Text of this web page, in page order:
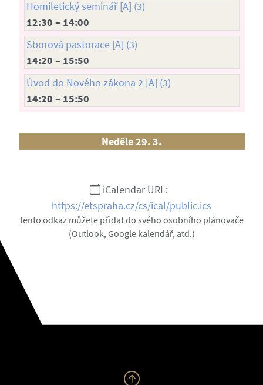
Homiletický seminář [A] (3)
12:30 – 14:00
Sborová pastorace [A] (3)
14:20 – 15:50
Úvod do Nového zákona 2 [A] (3)
14:20 – 15:50
Neděle 29. 3.
iCalendar URL:
https://etspraha.cz/cs/ical/public.ics
tento odkaz můžete přidat do svého osobního plánovače
(Outlook, Google kalendář, atd.)